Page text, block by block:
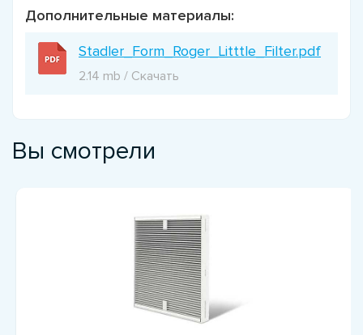
Дополнительные материалы:
Stadler_Form_Roger_Litttle_Filter.pdf
2.14 mb / Скачать
Вы смотрели